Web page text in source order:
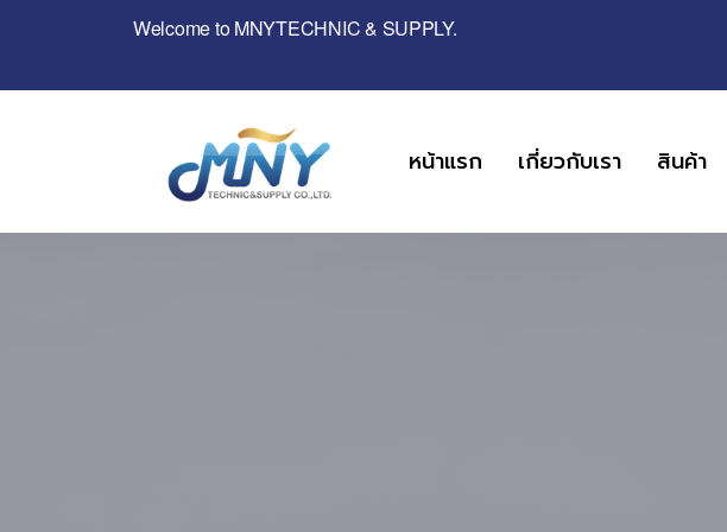
Welcome to MNYTECHNIC & SUPPLY.
หน้าแรก เกี่ยวกับเรา สินค้า